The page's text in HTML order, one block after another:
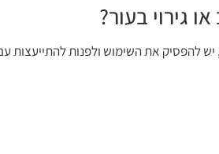
גירוי בעור?
להפסיק את השימוש ולפנות להתייעצות